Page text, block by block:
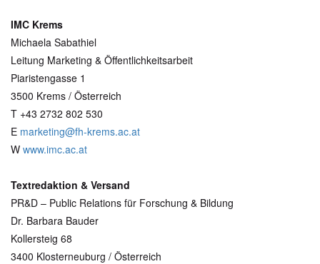
IMC Krems
Michaela Sabathiel
Leitung Marketing & Öffentlichkeitsarbeit
Piaristengasse 1
3500 Krems / Österreich
T +43 2732 802 530
E marketing@fh-krems.ac.at
W www.imc.ac.at
Textredaktion & Versand
PR&D – Public Relations für Forschung & Bildung
Dr. Barbara Bauder
Kollersteig 68
3400 Klosterneuburg / Österreich